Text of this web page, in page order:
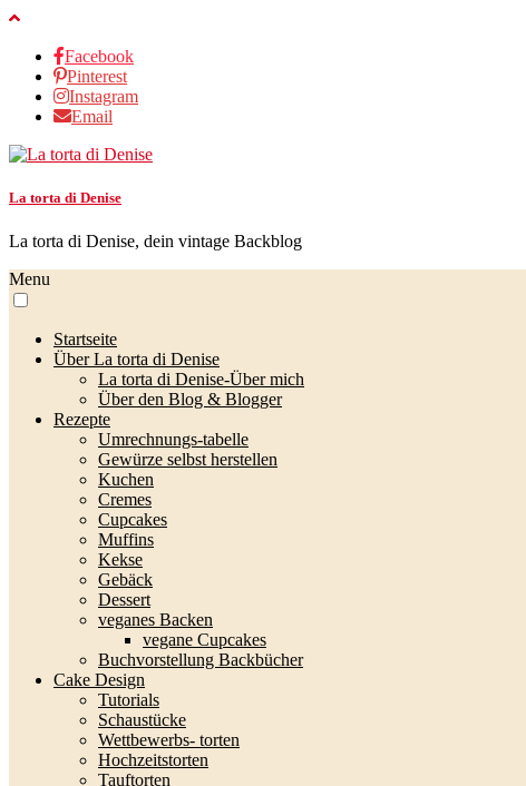
Facebook
Pinterest
Instagram
Email
La torta di Denise
La torta di Denise, dein vintage Backblog
Menu
Startseite
Über La torta di Denise
La torta di Denise-Über mich
Über den Blog & Blogger
Rezepte
Umrechnungs-tabelle
Gewürze selbst herstellen
Kuchen
Cremes
Cupcakes
Muffins
Kekse
Gebäck
Dessert
veganes Backen
vegane Cupcakes
Buchvorstellung Backbücher
Cake Design
Tutorials
Schaustücke
Wettbewerbs- torten
Hochzeitstorten
Tauftorten